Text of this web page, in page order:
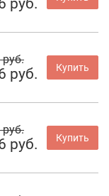
руб.
руб. Купить
руб. Купить